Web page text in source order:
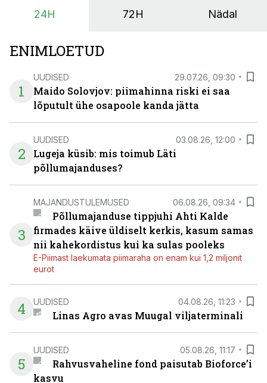
24H 72H Nädal
ENIMLOETUD
1
UUDISED 29.07.26, 09:30
Maido Solovjov: piimahinna riski ei saa
lõputult ühe osapoole kanda jätta
2
UUDISED 03.08.26, 12:00
Lugeja küsib: mis toimub Läti
põllumajanduses?
3
MAJANDUSTULEMUSED 06.08.26, 09:34
Põllumajanduse tippjuhi Ahti Kalde
firmades käive üldiselt kerkis, kasum samas
nii kahekordistus kui ka sulas pooleks
E-Piimast laekumata piimaraha on enam kui 1,2 miljonit
eurot
4 UUDISED 04.08.26, 11:23
Linas Agro avas Muugal viljaterminali
5
UUDISED 05.08.26, 11:17
Rahvusvaheline fond paisutab Bioforce’i
kasvu